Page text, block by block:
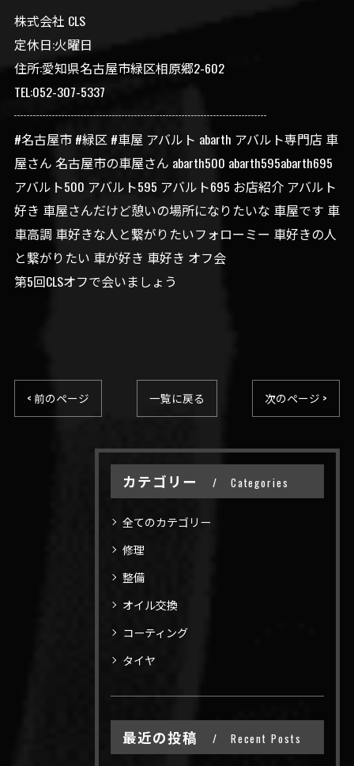
株式会社 CLS
定休日:火曜日
住所:愛知県名古屋市緑区相原郷2-602
TEL:052-307-5337
┈┈┈┈┈┈┈┈┈┈┈┈┈┈┈┈┈┈┈┈
#名古屋市 #緑区 #車屋 アバルト abarth アバルト専門店 車
屋さん 名古屋市の車屋さん abarth500 abarth595abarth695
アバルト500 アバルト595 アバルト695 お店紹介 アバルト
好き 車屋さんだけど憩いの場所になりたいな 車屋です 車
車高調 車好きな人と繋がりたいフォローミー 車好きの人
と繋がりたい 車が好き 車好き オフ会
第5回CLSオフで会いましょう
< 前のページ 一覧に戻る 次のページ >
カテゴリー Categories
全てのカテゴリー
修理
整備
オイル交換
コーティング
タイヤ
最近の投稿 Recent Posts